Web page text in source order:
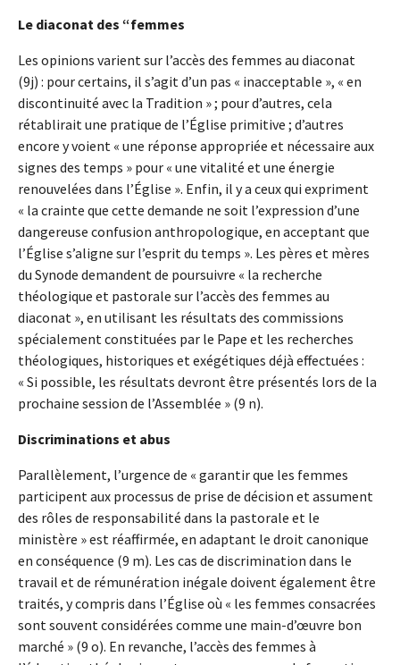
Le diaconat des “femmes
Les opinions varient sur l’accès des femmes au diaconat
(9j) : pour certains, il s’agit d’un pas « inacceptable », « en
discontinuité avec la Tradition » ; pour d’autres, cela
rétablirait une pratique de l’Église primitive ; d’autres
encore y voient « une réponse appropriée et nécessaire aux
signes des temps » pour « une vitalité et une énergie
renouvelées dans l’Église ». Enfin, il y a ceux qui expriment
« la crainte que cette demande ne soit l’expression d’une
dangereuse confusion anthropologique, en acceptant que
l’Église s’aligne sur l’esprit du temps ». Les pères et mères
du Synode demandent de poursuivre « la recherche
théologique et pastorale sur l’accès des femmes au
diaconat », en utilisant les résultats des commissions
spécialement constituées par le Pape et les recherches
théologiques, historiques et exégétiques déjà effectuées :
« Si possible, les résultats devront être présentés lors de la
prochaine session de l’Assemblée » (9 n).
Discriminations et abus
Parallèlement, l’urgence de « garantir que les femmes
participent aux processus de prise de décision et assument
des rôles de responsabilité dans la pastorale et le
ministère » est réaffirmée, en adaptant le droit canonique
en conséquence (9 m). Les cas de discrimination dans le
travail et de rémunération inégale doivent également être
traités, y compris dans l’Église où « les femmes consacrées
sont souvent considérées comme une main-d’œuvre bon
marché » (9 o). En revanche, l’accès des femmes à